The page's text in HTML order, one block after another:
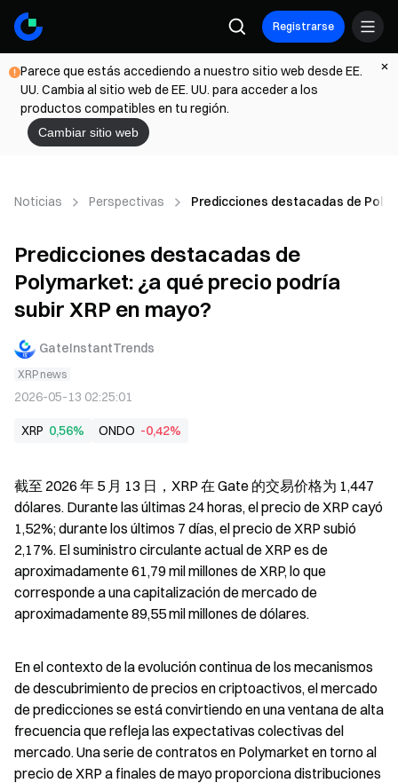
Registrarse
Parece que estás accediendo a nuestro sitio web desde EE.
UU. Cambia al sitio web de EE. UU. para acceder a los
productos compatibles en tu región.
Cambiar sitio web
Noticias Perspectivas Predicciones destacadas de
Predicciones destacadas de
Polymarket: ¿a qué precio podría
subir XRP en mayo?
GateInstantTrends
XRP news
2026-05-13 02:25:01
XRP 0,56% ONDO -0,42%
截至 2026 年 5 月 13 日，XRP 在 Gate 的交易价格为 1,447
dólares. Durante las últimas 24 horas, el precio de XRP cayó
1,52%; durante los últimos 7 días, el precio de XRP subió
2,17%. El suministro circulante actual de XRP es de
aproximadamente 61,79 mil millones de XRP, lo que
corresponde a una capitalización de mercado de
aproximadamente 89,55 mil millones de dólares.
En el contexto de la evolución continua de los mecanismos
de descubrimiento de precios en criptoactivos, el mercado
de predicciones se está convirtiendo en una ventana de alta
frecuencia que refleja las expectativas colectivas del
mercado. Una serie de contratos en Polymarket en torno al
precio de XRP a finales de mayo proporciona distribuciones